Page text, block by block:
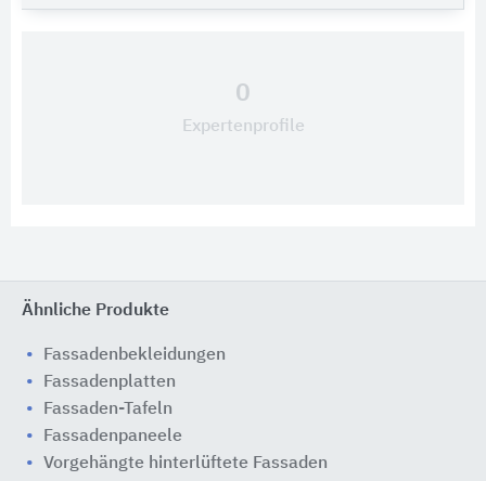
0
Expertenprofile
Ähnliche Produkte
Fassadenbekleidungen
Fassadenplatten
Fassaden-Tafeln
Fassadenpaneele
Vorgehängte hinterlüftete Fassaden